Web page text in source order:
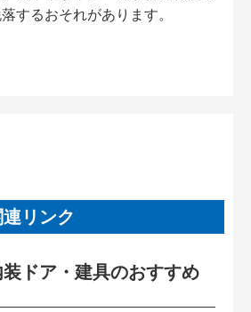
するおそれがあります。
リンク
ドア・建具のおすすめ